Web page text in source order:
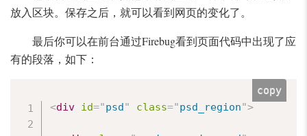
放入区块。保存之后，就可以看到网页的变化了。
最后你可以在前台通过Firebug看到页面代码中出现了应
有的段落，如下：
<div id="psd" class="psd_region">
copy